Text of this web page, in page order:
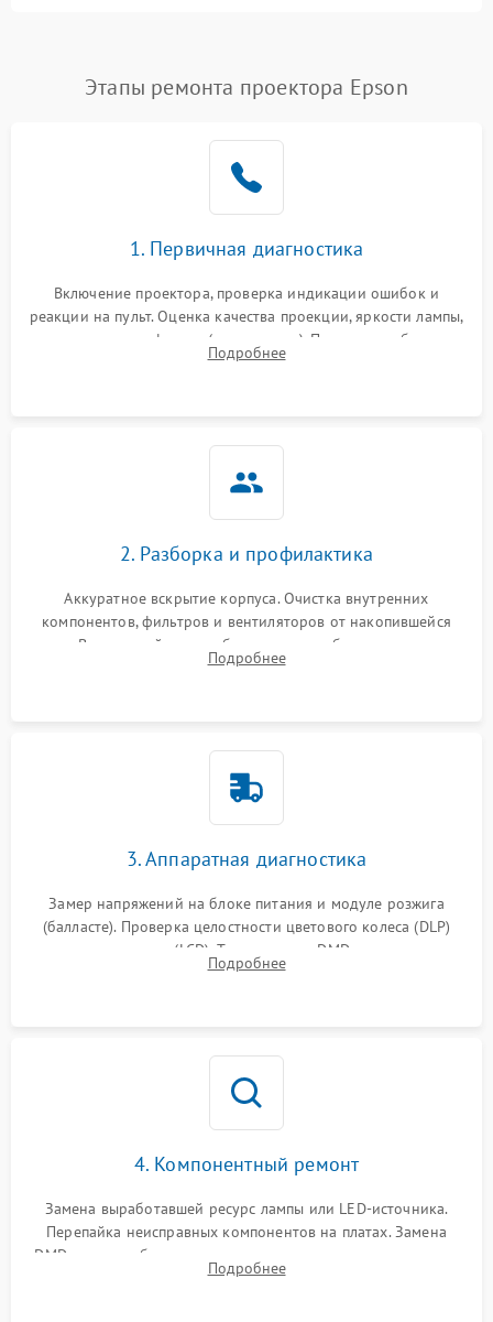
Нестабильная яркость или
контраст
4000 ₽ Подробнее →
Неравномерная подсветка
автоматическая коррекция
трапеции (Keystone)
Проблемы с
масштабированием
Подробнее →
Этапы ремонта проектора Epson
1. Первичная диагностика
Включение проектора, проверка индикации ошибок и
реакции на пульт. Оценка качества проекции, яркости лампы,
наличия артефактов (точки, пятна). Проверка работы
системы охлаждения по уровню шума вентиляторов.
Подробнее
2. Разборка и профилактика
Аккуратное вскрытие корпуса. Очистка внутренних
компонентов, фильтров и вентиляторов от накопившейся
пыли. Визуальный осмотр блока питания, балласта лампы и
материнской платы на наличие прогаров или вздутых
Подробнее
3. Аппаратная диагностика
Замер напряжений на блоке питания и модуле розжига
(балласте). Проверка целостности цветового колеса (DLP)
или поляризаторов (LCD). Тестирование DMD-чипа, датчиков
температуры и оптопар с помощью мультиметра и
Подробнее
4. Компонентный ремонт
Замена выработавшей ресурс лампы или LED-источника.
Перепайка неисправных компонентов на платах. Замена
DMD-чипа при битых пикселях, установка нового цветового
колеса или восстановление сгоревших поляризационных
Подробнее